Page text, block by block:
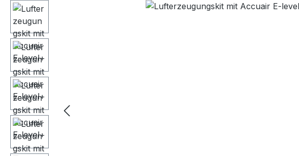
Bildergalerie überspringen